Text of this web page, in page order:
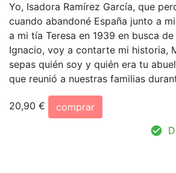
Yo, Isadora Ramírez García, que
cuando abandoné España junto a
a mi tía Teresa en 1939 en busca
Ignacio, voy a contarte mi historia,
sepas quién soy y quién era tu
que reunió a nuestras familias
20,90 €
comprar